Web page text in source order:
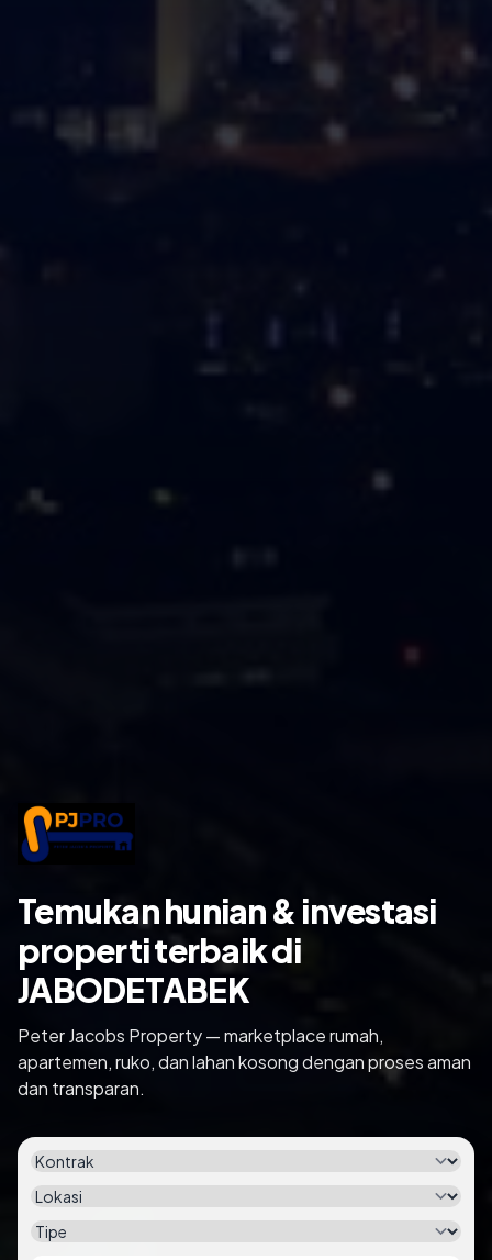
Temukan hunian & investasi
properti terbaik di
JABODETABEK
Peter Jacobs Property — marketplace rumah,
apartemen, ruko, dan lahan kosong dengan proses aman
dan transparan.